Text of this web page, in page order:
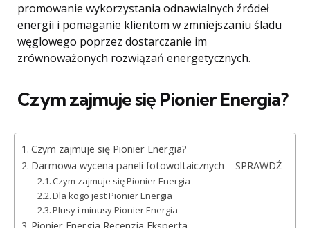
promowanie wykorzystania odnawialnych źródeł
energii i pomaganie klientom w zmniejszaniu śladu
węglowego poprzez dostarczanie im
zrównoważonych rozwiązań energetycznych.
Czym zajmuje się Pionier Energia?
Czym zajmuje się Pionier Energia?
Darmowa wycena paneli fotowoltaicznych – SPRAWDŹ
Czym zajmuje się Pionier Energia
Dla kogo jest Pionier Energia
Plusy i minusy Pionier Energia